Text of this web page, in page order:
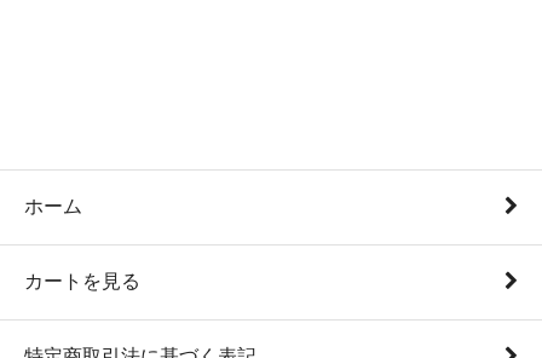
ホーム
カートを見る